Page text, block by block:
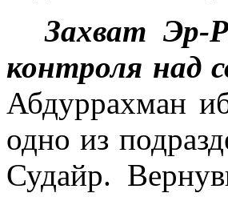
Захват Эр-
контроля над
Абдуррахман
одно из
Судайр.